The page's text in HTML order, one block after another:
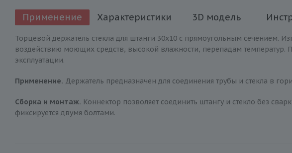
Применение Характеристики 3D модель
Торцевой держатель стекла для штанги 30х10 с прямоугольным сечением.
воздействию моющих средств, высокой влажности, перепадам температур.
эксплуатации.
Применение. Держатель предназначен для соединения трубы и стекла в
Сборка и монтаж. Коннектор позволяет соединить штангу и стекло без
фиксируется двумя болтами.